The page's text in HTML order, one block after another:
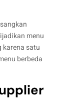
menu
satu
berbeda